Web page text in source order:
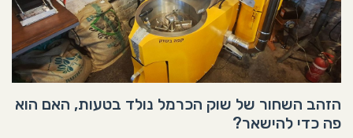
הזהב השחור של שוק הכרמל נולד בטעות, האם הוא
פה כדי להישאר?